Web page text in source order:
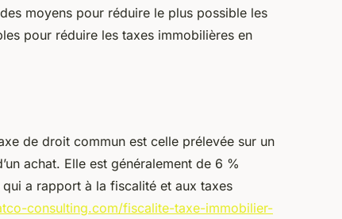
moyens pour réduire le plus possible les
pour réduire les taxes immobilières en
de droit commun est celle prélevée sur un
achat. Elle est généralement de 6 %
a rapport à la fiscalité et aux taxes
consulting.com/fiscalite-taxe-immobilier-